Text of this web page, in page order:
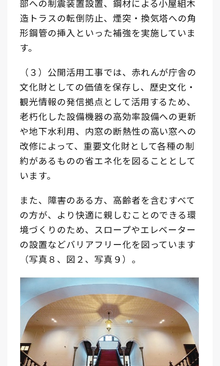
部への制震装置設置、鋼材による小屋組木
造トラスの転倒防止、煙突・換気塔への角
形鋼管の挿入といった補強を実施していま
す。
（３）公開活用工事では、赤れんが庁舎の
文化財としての価値を保存し、歴史文化・
観光情報の発信拠点として活用するため、
老朽化した設備機器の高効率設備への更新
や地下水利用、内窓の断熱性の高い窓への
改修によって、重要文化財として各種の制
約があるものの省エネ化を図ることとして
います。
また、障害のある方、高齢者を含むすべて
の方が、より快適に親しむことのできる環
境づくりのため、スロープやエレベーター
の設置などバリアフリー化を図っています
（写真８、図２、写真９）。